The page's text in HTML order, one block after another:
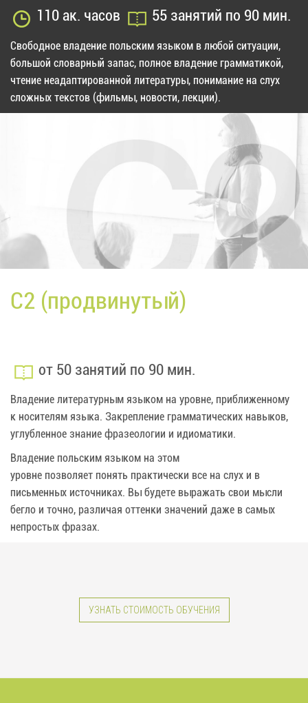
110 ак. часов 55 занятий по 90 мин.
Свободное владение польским языком в любой ситуации,
большой словарный запас, полное владение грамматикой,
чтение неадаптированной литературы, понимание на слух
сложных текстов (фильмы, новости, лекции).
C2 (продвинутый)
от 50 занятий по 90 мин.
Владение литературным языком на уровне, приближенному
к носителям языка. Закрепление грамматических навыков,
углубленное знание фразеологии и идиоматики.
Владение польским языком на этом
уровне позволяет понять практически все на слух и в
письменных источниках. Вы будете выражать свои мысли
бегло и точно, различая оттенки значений даже в самых
непростых фразах.
УЗНАТЬ СТОИМОСТЬ ОБУЧЕНИЯ